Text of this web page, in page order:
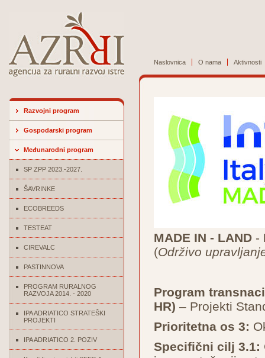
Naslovnica O nama Aktivnosti
Razvojni program
Gospodarski program
Međunarodni program
SP ZPP 2023.-2027.
ŠAVRINKE
ECOBREEDS
TESTEAT
CIREVALC
PASTINNOVA
PROGRAM RURALNOG
RAZVOJA 2014. - 2020
IPA ADRIATICO STRATEŠKI
PROJEKTI
IPA ADRIATICO 2. POZIV
MADE IN - LAND -
(Održivo
Program
HR) – Projekti
Prioritetna os 3:
Specifični cilj 3.1: